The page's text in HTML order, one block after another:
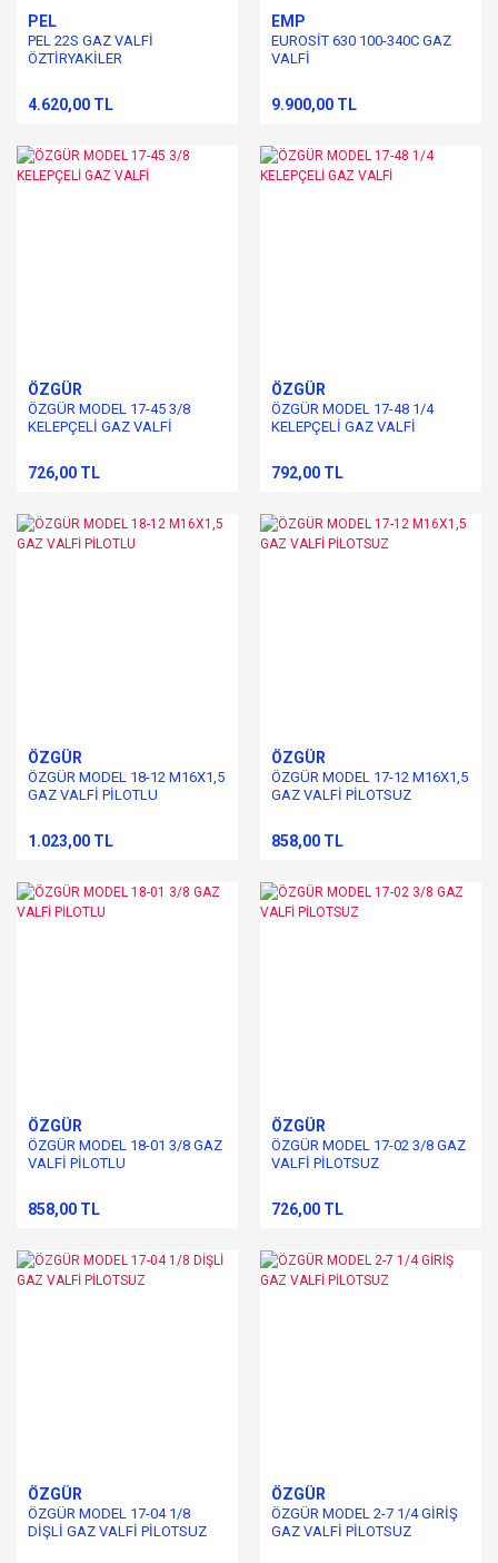
PEL
PEL 22S GAZ VALFİ
ÖZTİRYAKİLER
4.620,00 TL
EMP
EUROSİT 630 100-340C GAZ
VALFİ
9.900,00 TL
ÖZGÜR
ÖZGÜR MODEL 17-45 3/8
KELEPÇELİ GAZ VALFİ
726,00 TL
ÖZGÜR
ÖZGÜR MODEL 17-48 1/4
KELEPÇELİ GAZ VALFİ
792,00 TL
ÖZGÜR
ÖZGÜR MODEL 18-12 M16X1,5
GAZ VALFİ PİLOTLU
1.023,00 TL
ÖZGÜR
ÖZGÜR MODEL 17-12 M16X1,5
GAZ VALFİ PİLOTSUZ
858,00 TL
ÖZGÜR
ÖZGÜR MODEL 18-01 3/8 GAZ
VALFİ PİLOTLU
858,00 TL
ÖZGÜR
ÖZGÜR MODEL 17-02 3/8 GAZ
VALFİ PİLOTSUZ
726,00 TL
ÖZGÜR
ÖZGÜR MODEL 17-04 1/8
DİŞLİ GAZ VALFİ PİLOTSUZ
ÖZGÜR
ÖZGÜR MODEL 2-7 1/4 GİRİŞ
GAZ VALFİ PİLOTSUZ